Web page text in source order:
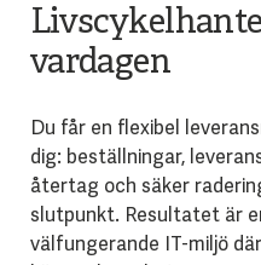
vardagen
Du får en flexibel
dig: beställningar,
återtag och säker
slutpunkt. Resultatet är
välfungerande IT-miljö